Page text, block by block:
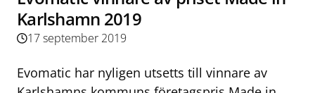
Karlshamn 2019
17 september 2019
Evomatic har nyligen utsetts till vinnare av